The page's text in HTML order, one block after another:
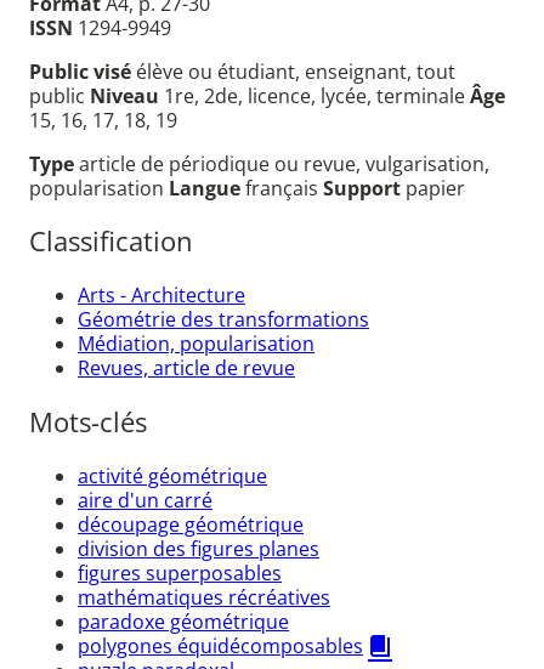
ISSN 1294-9949
Public visé élève ou étudiant, enseignant, tout
public Niveau 1re, 2de, licence, lycée, terminaleÂge
15, 16, 17, 18, 19
Typearticle de périodique ou revue, vulgarisation,
popularisation Languefrançais Support papier
Classification
Arts - Architecture
Géométrie des transformations
Médiation, popularisation
Revues, article de revue
Mots-clés
activité géométrique
aire d'un carré
découpage géométrique
division des figures planes
figures superposables
mathématiques récréatives
paradoxe géométrique
polygones équidécomposables